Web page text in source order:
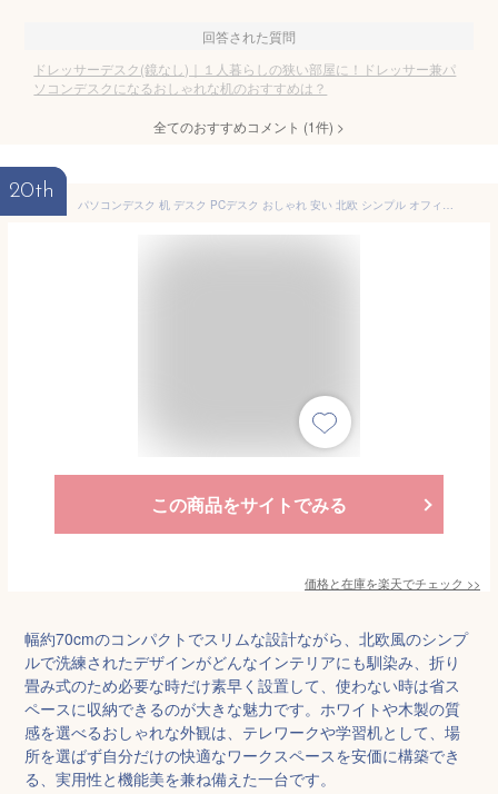
回答された質問
ドレッサーデスク(鏡なし)｜１人暮らしの狭い部屋に！ドレッサー兼パ
ソコンデスクになるおしゃれな机のおすすめは？
全てのおすすめコメント (1件) >
20th
パソコンデスク 机 デスク PCデスク おしゃれ 安い 北欧 シンプル オフィス コンパクト スリム 小さめ 折りたたみ 折り畳み 白 ホワイト 木製 オフィスデスク パソコンラック ワークデスク 事務机 約 幅70
この商品をサイトでみる
価格と在庫を楽天でチェック >>
幅約70cmのコンパクトでスリムな設計ながら、北欧風のシンプ
ルで洗練されたデザインがどんなインテリアにも馴染み、折り
畳み式のため必要な時だけ素早く設置して、使わない時は省ス
ペースに収納できるのが大きな魅力です。ホワイトや木製の質
感を選べるおしゃれな外観は、テレワークや学習机として、場
所を選ばず自分だけの快適なワークスペースを安価に構築でき
る、実用性と機能美を兼ね備えた一台です。